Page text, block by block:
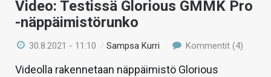
Video: Testissä Glorious GMMK Pro
-näppäimistörunko
30.8.2021 - 11:10 /Sampsa Kurri Kommentit (4)
Videolla rakennetaan näppäimistö Glorious